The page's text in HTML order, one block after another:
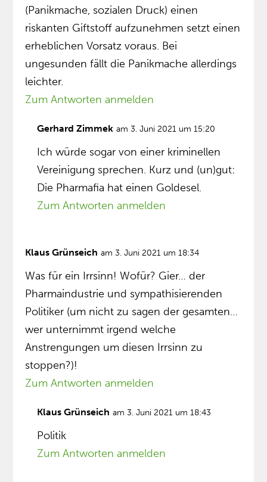
(Panikmache, sozialen Druck) einen
riskanten Giftstoff aufzunehmen setzt einen
erheblichen Vorsatz voraus. Bei
ungesunden fällt die Panikmache allerdings
leichter.
Zum Antworten anmelden
Gerhard Zimmek am 3. Juni 2021 um 15:20
Ich würde sogar von einer kriminellen
Vereinigung sprechen. Kurz und (un)gut:
Die Pharmafia hat einen Goldesel.
Zum Antworten anmelden
Klaus Grünseich am 3. Juni 2021 um 18:34
Was für ein Irrsinn! Wofür? Gier… der
Pharmaindustrie und sympathisierenden
Politiker (um nicht zu sagen der gesamten…
wer unternimmt irgend welche
Anstrengungen um diesen Irrsinn zu
stoppen?)!
Zum Antworten anmelden
Klaus Grünseich am 3. Juni 2021 um 18:43
Politik
Zum Antworten anmelden